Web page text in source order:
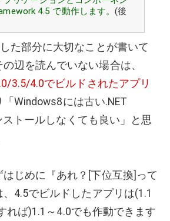
4.5 で動作します。(後
た部分に大切なことが書いて
辺を読んでいない場合は、
3.5/4.0でビルドされたアプリ
「Windows8には古い.NET
トールしなくても良い」と思
じめに『あれ？[下位互換]って
4.5でビルドしたアプリは(1.1
れば)1.1～4.0でも作動できます